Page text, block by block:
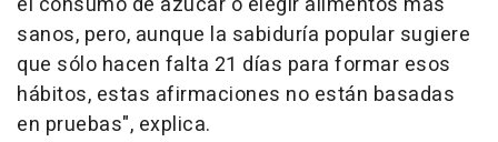
sanos, pero, aunque la sabiduría popular sugiere
que sólo hacen falta 21 días para formar esos
hábitos, estas afirmaciones no están basadas
en pruebas", explica.